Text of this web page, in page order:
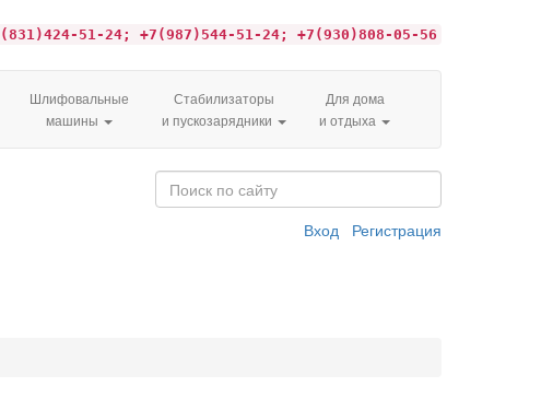
(831)424-51-24; +7(987)544-51-24; +7(930)808-05-56
Шлифовальные
машины
Стабилизаторы
и пускозарядники
Для дома
и отдыха
Вход Регистрация